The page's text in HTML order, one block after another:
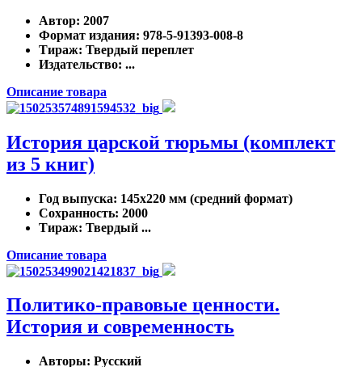
Автор: 2007
Формат издания: 978-5-91393-008-8
Тираж: Твердый переплет
Издательство: ...
Описание товара
История царской тюрьмы (комплект
из 5 книг)
Год выпуска: 145x220 мм (средний формат)
Сохранность: 2000
Тираж: Твердый ...
Описание товара
Политико-правовые ценности.
История и современность
Авторы: Русский